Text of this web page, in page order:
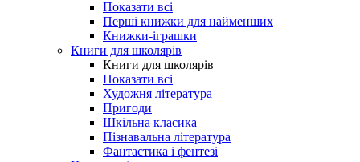
Показати всі
Перші книжки для найменших
Книжки-іграшки
Книги для школярів
Книги для школярів
Показати всі
Художня література
Пригоди
Шкільна класика
Пізнавальна література
Фантастика і фентезі